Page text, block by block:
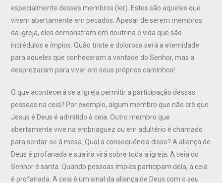
especialmente desses membros (ler). Estes são aqueles que
vivem abertamente em pecados. Apesar de serem membros
da igreja, eles demonstram em doutrina e vida que são
incrédulos e ímpios. Quão triste e dolorosa será a eternidade
para aqueles que conheceram a vontade do Senhor, mas a
desprezaram para viver em seus próprios caminhos!
O que acontecerá se a igreja permitir a participação dessas
pessoas na ceia? Por exemplo, algum membro que não crê que
Jesus é Deus é admitido à ceia. Outro membro que
abertamente vive na embriaguez ou em adultério é chamado
para sentar-se à mesa. Qual a conseqüência disso? A aliança de
Deus é profanada e sua ira virá sobre toda a igreja. A ceia do
Senhor é santa. Quando pessoas ímpias participam dela, a ceia
é profanada. A ceia é um sinal da aliança de Deus com o seu